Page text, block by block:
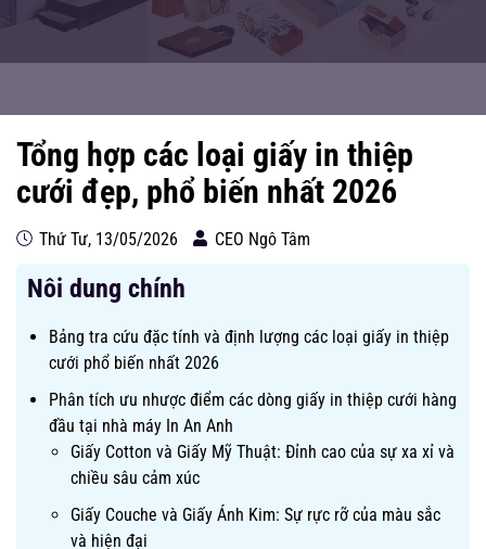
Tổng hợp các loại giấy in thiệp
cưới đẹp, phổ biến nhất 2026
Thứ Tư, 13/05/2026 CEO Ngô Tâm
Nôi dung chính
Bảng tra cứu đặc tính và định lượng các loại giấy in thiệp
cưới phổ biến nhất 2026
Phân tích ưu nhược điểm các dòng giấy in thiệp cưới hàng
đầu tại nhà máy In An Anh
Giấy Cotton và Giấy Mỹ Thuật: Đỉnh cao của sự xa xỉ và
chiều sâu cảm xúc
Giấy Couche và Giấy Ánh Kim: Sự rực rỡ của màu sắc
và hiện đại